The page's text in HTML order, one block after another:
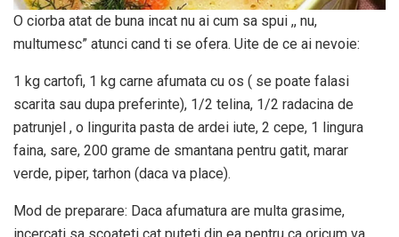
O ciorba atat de buna incat nu ai cum sa spui ,, nu,
multumesc” atunci cand ti se ofera. Uite de ce ai nevoie:
1 kg cartofi, 1 kg carne afumata cu os ( se poate falasi
scarita sau dupa preferinte), 1/2 telina, 1/2 radacina de
patrunjel , o lingurita pasta de ardei iute, 2 cepe, 1 lingura
faina, sare, 200 grame de smantana pentru gatit, marar
verde, piper, tarhon (daca va place).
Mod de preparare: Daca afumatura are multa grasime,